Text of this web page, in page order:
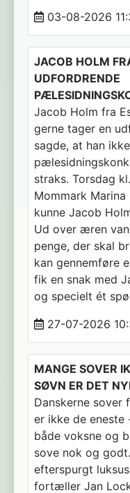
03-08-2026
JACOB HOLM
UDFORDRENDE
Jacob Holm fra
gerne tager en
sagde, at han
straks. Torsdag
Mommark
kunne Jacob
Ud over æren
penge, der skal
kan gennemføre
fik en snak med
og specielt ét
27-07-2026
MANGE SOVER
SØVN ER DET
Danskerne
er ikke de eneste
både voksne og
sove nok og
efterspurgt
fortæller Jan